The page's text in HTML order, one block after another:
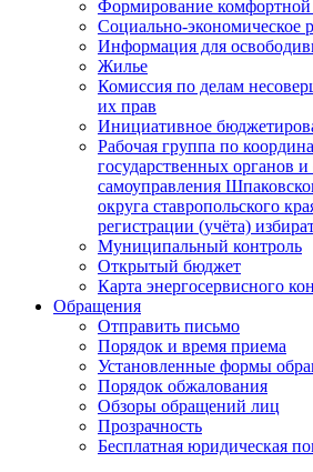
Формирование комфортной
Социально-экономическое
Информация для
Жилье
Комиссия по делам
их прав
Инициативное
Рабочая группа по
государственных органов
самоуправления
округа ставропольского
регистрации (учёта)
Муниципальный контроль
Открытый бюджет
Карта энергосервисного
Обращения
Отправить письмо
Порядок и время приема
Установленные формы
Порядок обжалования
Обзоры обращений лиц
Прозрачность
Бесплатная юридическая